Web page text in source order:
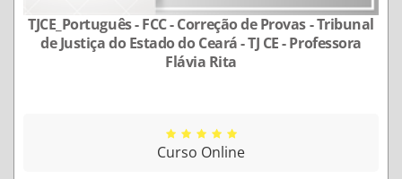
TJCE_Português - FCC - Correção de Provas - Tribunal
de Justiça do Estado do Ceará - TJ CE - Professora
Flávia Rita
Curso Online